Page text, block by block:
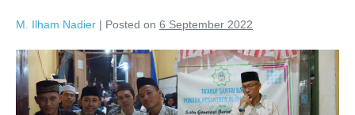
M. Ilham Nadier | Posted on 6 September 2022